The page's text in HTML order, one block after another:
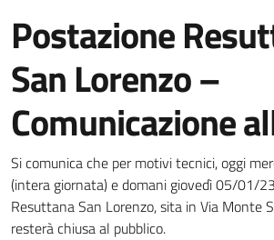
Postazione
San Lorenzo –
Comunicazione
Dettagli della notizia
Si comunica che per motivi tecnici, oggi
(intera giornata) e domani giovedì 05/01/
Resuttana San Lorenzo, sita in Via Monte
resterà chiusa al pubblico.